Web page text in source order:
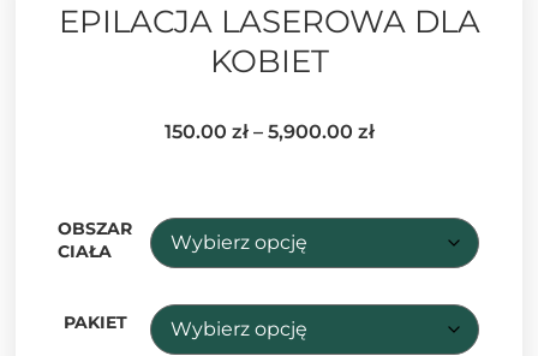
EPILACJA LASEROWA DLA
KOBIET
150.00 zł – 5,900.00 zł
OBSZAR
CIAŁA
PAKIET